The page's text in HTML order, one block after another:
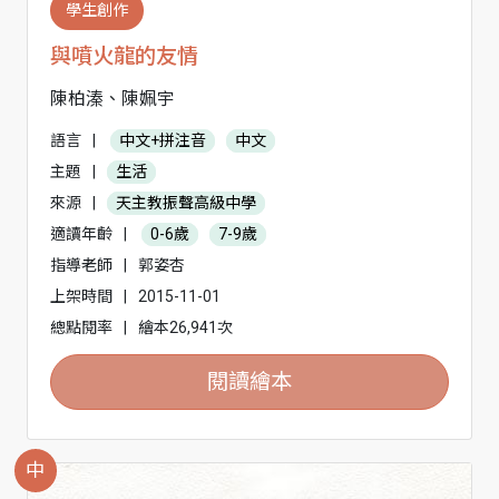
學生創作
與噴火龍的友情
陳柏溱、陳姵宇
語言 中文+拼注音
中文
主題
生活
來源
天主教振聲高級中學
適讀年齡
0-6歲
7-9歲
指導老師
郭姿杏
上架時間
2015-11-01
總點閱率
繪本26,941次
閱讀繪本
中